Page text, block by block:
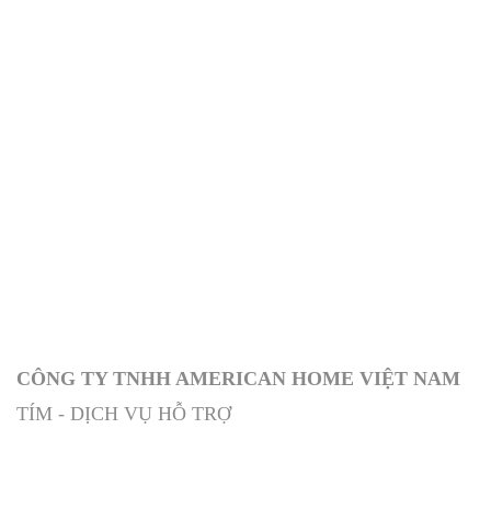
CÔNG TY TNHH AMERICAN HOME VIỆT NAM
TÍM - DỊCH VỤ HỖ TRỢ